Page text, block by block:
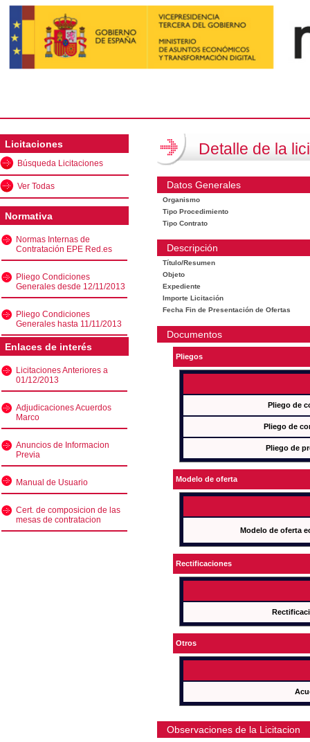
Licitaciones
Búsqueda Licitaciones
Ver Todas
Normativa
Normas Internas de
Contratación EPE Red.es
Pliego Condiciones
Generales desde 12/11/2013
Pliego Condiciones
Generales hasta 11/11/2013
Enlaces de interés
Licitaciones Anteriores a
01/12/2013
Adjudicaciones Acuerdos
Marco
Anuncios de Informacion
Previa
Manual de Usuario
Cert. de composicion de las
mesas de contratacion
Detalle de la
Datos Generales
Organismo
Tipo Procedimiento
Tipo Contrato
Descripción
Título/Resumen
Objeto
Expediente
Importe Licitación
Fecha Fin de Presentación de Ofertas
Documentos
Pliegos
Pliego de
Pliego de
Pliego de
Modelo de oferta
Modelo de oferta
Rectificaciones
Otros
Observaciones de la Licitacion